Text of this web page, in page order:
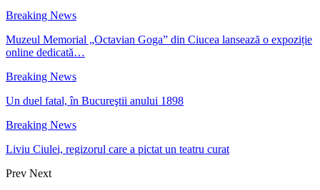
Breaking News
Muzeul Memorial „Octavian Goga” din Ciucea lansează o expoziție
online dedicată…
Breaking News
Un duel fatal, în Bucureştii anului 1898
Breaking News
Liviu Ciulei, regizorul care a pictat un teatru curat
Prev Next